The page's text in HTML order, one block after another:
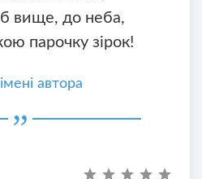
вище, до неба,
парочку зірок!
автора